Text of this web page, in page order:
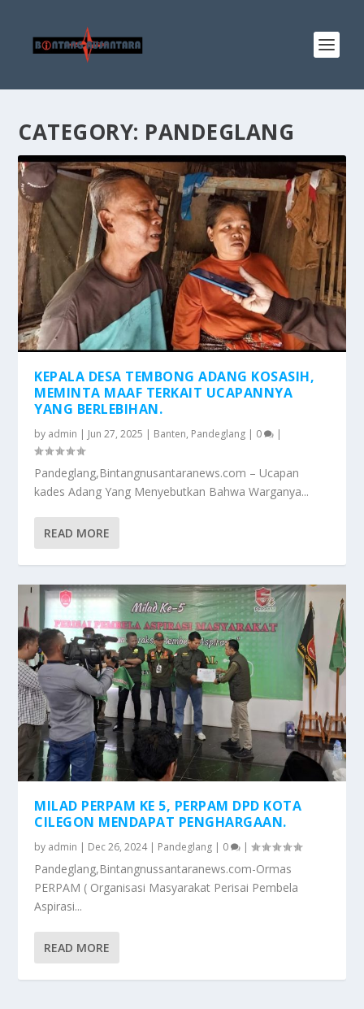
CATEGORY: PANDEGLANG
KEPALA DESA TEMBONG ADANG KOSASIH,
MEMINTA MAAF TERKAIT UCAPANNYA
YANG BERLEBIHAN.
by admin | Jun 27, 2025 | Banten, Pandeglang | 0 |
Pandeglang,Bintangnusantaranews.com – Ucapan
kades Adang Yang Menyebutkan Bahwa Warganya...
READ MORE
MILAD PERPAM KE 5, PERPAM DPD KOTA
CILEGON MENDAPAT PENGHARGAAN.
by admin | Dec 26, 2024| Pandeglang | 0 |
Pandeglang,Bintangnussantaranews.com-Ormas
PERPAM ( Organisasi Masyarakat Perisai Pembela
Aspirasi...
READ MORE